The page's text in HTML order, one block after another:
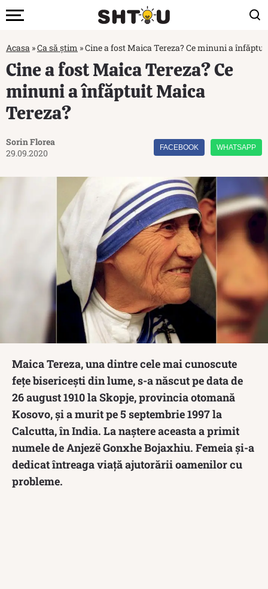
Acasa »Ca să știm »Cine a fost Maica Tereza? Ce minuni a
Cine a fost Maica Tereza? Ce
minuni a înfăptuit Maica
Tereza?
Sorin Florea
29.09.2020
FACEBOOK WHATSAPP
Maica Tereza, una dintre cele mai cunoscute
fețe bisericești din lume, s-a născut pe data de
26 august 1910 la Skopje, provincia otomană
Kosovo, și a murit pe 5 septembrie 1997 la
Calcutta, în India. La naștere aceasta a primit
numele de Anjezë Gonxhe Bojaxhiu. Femeia și-a
dedicat întreaga viață ajutorării oamenilor cu
probleme.